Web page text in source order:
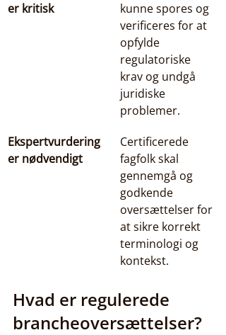
er kritisk
kunne spores og
verificeres for at
opfylde
regulatoriske
krav og undgå
juridiske
problemer.
Ekspertvurdering
er nødvendigt
Certificerede
fagfolk skal
gennemgå og
godkende
oversættelser for
at sikre korrekt
terminologi og
kontekst.
Hvad er regulerede
brancheoversættelser?